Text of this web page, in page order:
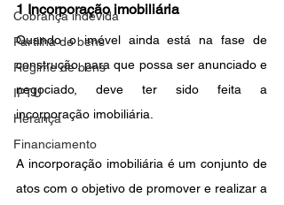
Cobrança indevida
Partilha de bens
Regime de bens
IPTU
Herança
Financiamento
1 Incorporação imobiliária
Quando o imóvel ainda está na fase de
construção, para que possa ser anunciado e
negociado, deve ter sido feita a
incorporação imobiliária.
A incorporação imobiliária é um conjunto de
atos com o objetivo de promover e realizar a